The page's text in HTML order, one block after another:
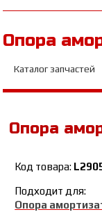
Опора
Каталог запчастей
Опора
Код товара:
Подходит для:
Опора